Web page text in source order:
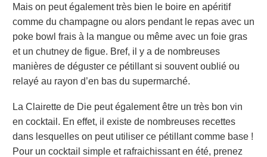
Mais on peut également très bien le boire en apéritif
comme du champagne ou alors pendant le repas avec un
poke bowl frais à la mangue ou même avec un foie gras
et un chutney de figue. Bref, il y a de nombreuses
manières de déguster ce pétillant si souvent oublié ou
relayé au rayon d’en bas du supermarché.
La Clairette de Die peut également être un très bon vin
en cocktail. En effet, il existe de nombreuses recettes
dans lesquelles on peut utiliser ce pétillant comme base !
Pour un cocktail simple et rafraichissant en été, prenez